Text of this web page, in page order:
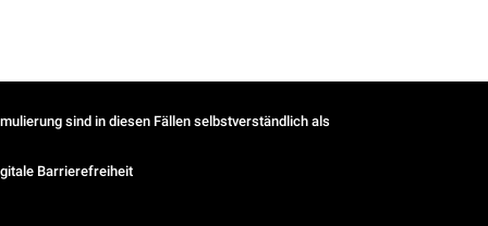
sind in diesen Fällen selbstverständlich als
Barrierefreiheit